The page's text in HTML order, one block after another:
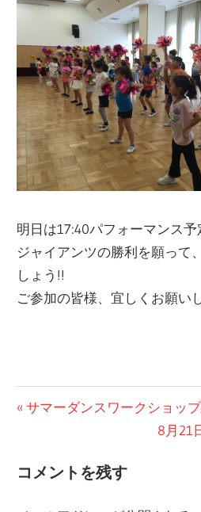
明日は17:40パフォーマンス予
ジャイアンツの勝利を願って
しょう!!
ご参加の皆様、宜しくお願い
ブ
ロ
投
ナ
前
稿:
サマーダンスワークショップ
次
8月21
コメントを残す